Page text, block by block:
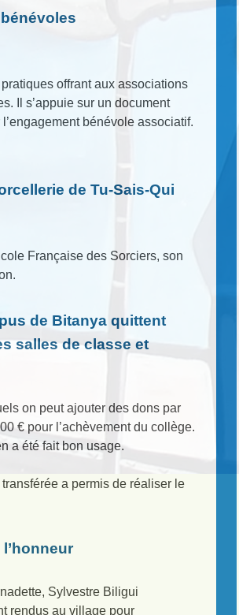
offrant aux associations
Il s’appuie sur un document
bénévole associatif.
de Tu-Sais-Qui
Française des Sorciers, son
de Bitanya quittent
salles de classe et
on peut ajouter des dons par
€ pour l’achèvement du collège.
a été fait bon usage.
a permis de réaliser le
Sylvestre Biligui
rendus au village pour